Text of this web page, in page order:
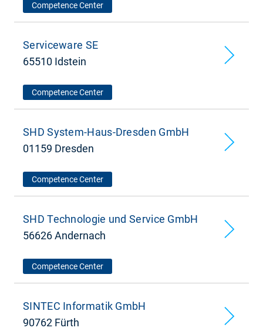
Competence Center
Serviceware SE
65510 Idstein
Competence Center
SHD System-Haus-Dresden GmbH
01159 Dresden
Competence Center
SHD Technologie und Service GmbH
56626 Andernach
Competence Center
SINTEC Informatik GmbH
90762 Fürth